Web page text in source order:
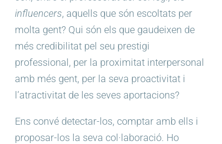
influencers, aquells que són escoltats per
molta gent? Qui són els que gaudeixen de
més credibilitat pel seu prestigi
professional, per la proximitat interpersonal
amb més gent, per la seva proactivitat i
l’atractivitat de les seves aportacions?
Ens convé detectar-los, comptar amb ells i
proposar-los la seva col·laboració. Ho